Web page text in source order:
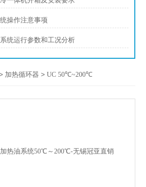
操作注意事项
统运行参数和工况分析
加热循环器 >UC 50℃~200℃